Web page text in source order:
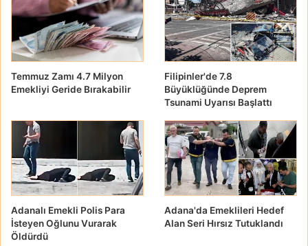
Temmuz Zamı 4.7 Milyon
Emekliyi Geride Bırakabilir
Filipinler'de 7.8
Büyüklüğünde Deprem
Tsunami Uyarısı Başlattı
Adanalı Emekli Polis Para
İsteyen Oğlunu Vurarak
Öldürdü
Adana'da Emeklileri Hedef
Alan Seri Hırsız Tutuklandı